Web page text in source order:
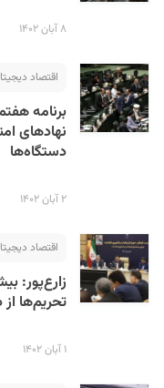
۸ آبان ۱۴۰۲
اقتصاد
برنامه
نهادهای
دستگاه‌ها
۲ آبان ۱۴۰۲
اقتصاد
تحریم‌ها
۱ آبان ۱۴۰۲